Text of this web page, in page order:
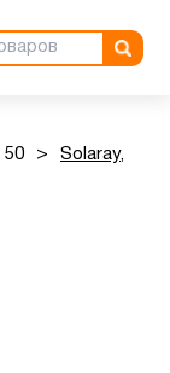
50 >
Solaray,